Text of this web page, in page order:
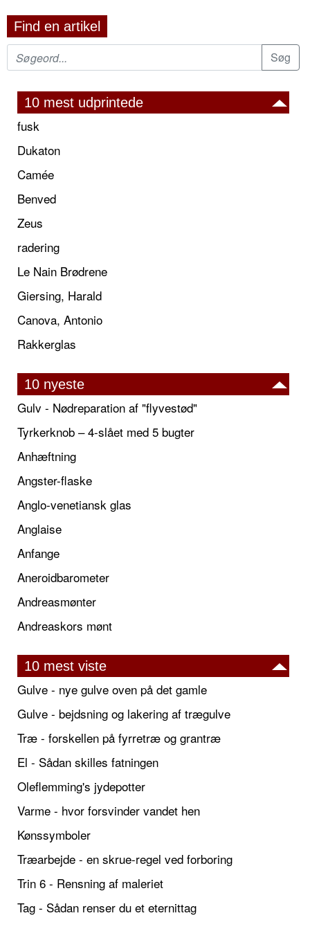
Find en artikel
10 mest udprintede
fusk
Dukaton
Camée
Benved
Zeus
radering
Le Nain Brødrene
Giersing, Harald
Canova, Antonio
Rakkerglas
10 nyeste
Gulv - Nødreparation af "flyvestød"
Tyrkerknob – 4-slået med 5 bugter
Anhæftning
Angster-flaske
Anglo-venetiansk glas
Anglaise
Anfange
Aneroidbarometer
Andreasmønter
Andreaskors mønt
10 mest viste
Gulve - nye gulve oven på det gamle
Gulve - bejdsning og lakering af trægulve
Træ - forskellen på fyrretræ og grantræ
El - Sådan skilles fatningen
Oleflemming's jydepotter
Varme - hvor forsvinder vandet hen
Kønssymboler
Træarbejde - en skrue-regel ved forboring
Trin 6 - Rensning af maleriet
Tag - Sådan renser du et eternittag